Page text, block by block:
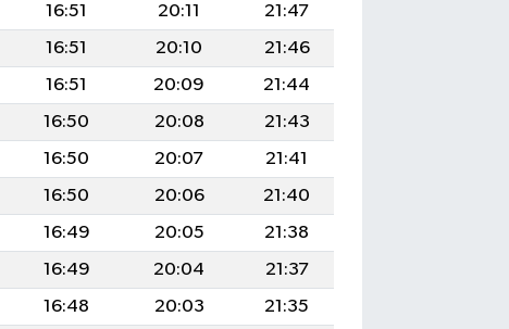
16:51 20:11
21:47
16:51 20:10
21:46
16:51 20:09
21:44
16:50 20:08
21:43
16:50 20:07
21:41
16:50 20:06
21:40
16:49 20:05
21:38
16:49 20:04
21:37
16:48 20:03
21:35